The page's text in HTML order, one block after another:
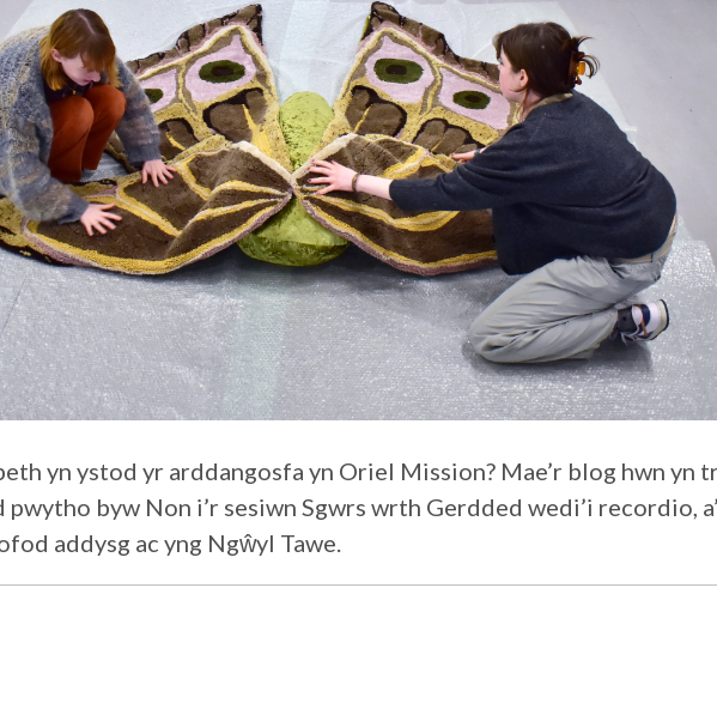
yn ystod yr arddangosfa yn Oriel Mission? Mae’r blog hwn yn
pwytho byw Non i’r sesiwn Sgwrs wrth Gerdded wedi’i recordio,
addysg ac yng Ngŵyl Tawe.